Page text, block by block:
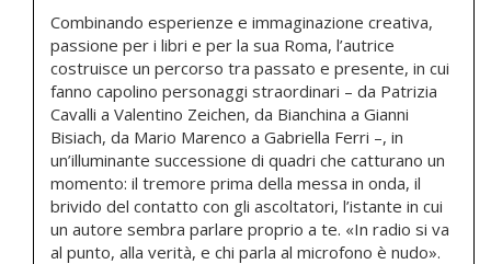
Combinando esperienze e immaginazione creativa,
passione per i libri e per la sua Roma, l’autrice
costruisce un percorso tra passato e presente, in cui
fanno capolino personaggi straordinari – da Patrizia
Cavalli a Valentino Zeichen, da Bianchina a Gianni
Bisiach, da Mario Marenco a Gabriella Ferri –, in
un’illuminante successione di quadri che catturano un
momento: il tremore prima della messa in onda, il
brivido del contatto con gli ascoltatori, l’istante in cui
un autore sembra parlare proprio a te. «In radio si va
al punto, alla verità, e chi parla al microfono è nudo».